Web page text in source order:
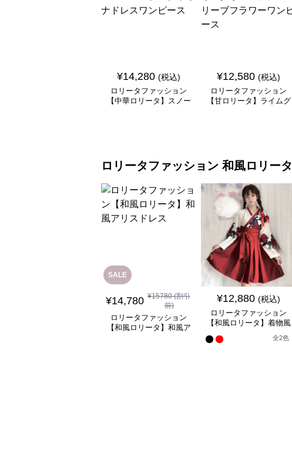
¥14,280 (税込)
ロリータファッション
【中華ロリータ】スノー
¥12,580 (税込)
ロリータファッション
【甘ロリータ】ライムグ
ロリータファッション 和風ロリータ
SALE
¥14,780 ¥15780(割引
前)
ロリータファッション
【和風ロリータ】和風ア
¥12,880 (税込)
ロリータファッション
【和風ロリータ】着物風
ミニスカートワンピース
全2色